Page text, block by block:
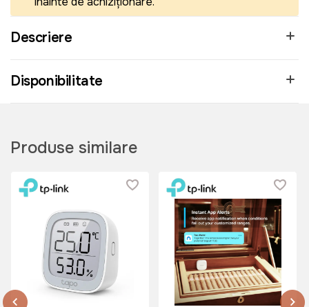
Descriere
Disponibilitate
Produse similare